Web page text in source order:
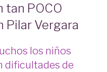
tan POCO
Pilar Vergara
los niños
dificultades de